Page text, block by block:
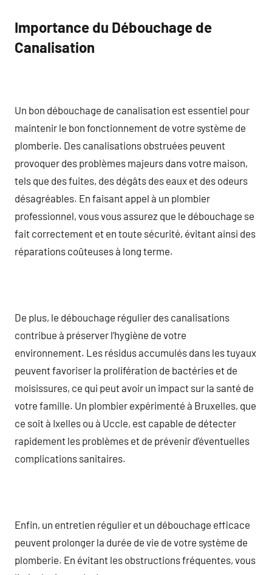
Importance du Débouchage de
Canalisation
Un bon débouchage de canalisation est essentiel pour
maintenir le bon fonctionnement de votre système de
plomberie. Des canalisations obstruées peuvent
provoquer des problèmes majeurs dans votre maison,
tels que des fuites, des dégâts des eaux et des odeurs
désagréables. En faisant appel à un plombier
professionnel, vous vous assurez que le débouchage se
fait correctement et en toute sécurité, évitant ainsi des
réparations coûteuses à long terme.
De plus, le débouchage régulier des canalisations
contribue à préserver l’hygiène de votre
environnement. Les résidus accumulés dans les tuyaux
peuvent favoriser la prolifération de bactéries et de
moisissures, ce qui peut avoir un impact sur la santé de
votre famille. Un plombier expérimenté à Bruxelles, que
ce soit à Ixelles ou à Uccle, est capable de détecter
rapidement les problèmes et de prévenir d’éventuelles
complications sanitaires.
Enfin, un entretien régulier et un débouchage efficace
peuvent prolonger la durée de vie de votre système de
plomberie. En évitant les obstructions fréquentes, vous